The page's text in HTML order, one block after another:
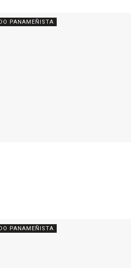
PANAMEÑISTA
PANAMEÑISTA